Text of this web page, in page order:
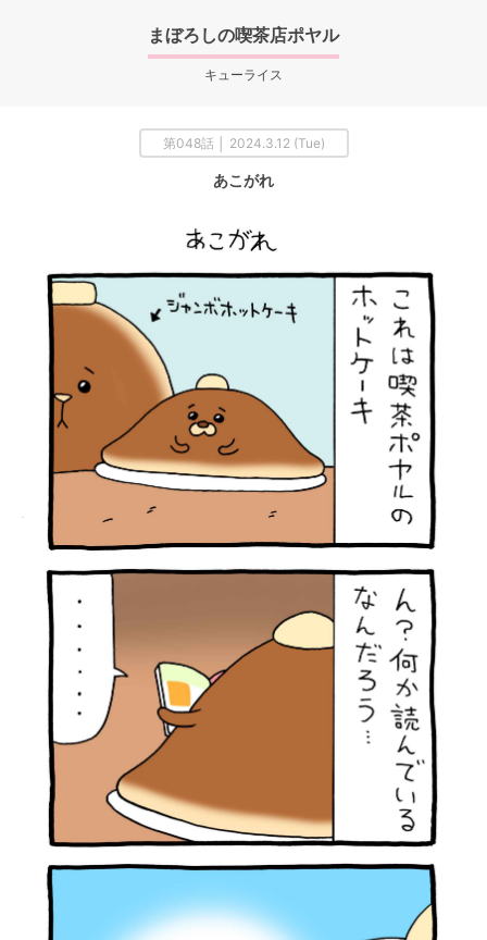
まぼろしの喫茶店ポヤル
キューライス
第048話 │ 2024.3.12 (Tue)
あこがれ